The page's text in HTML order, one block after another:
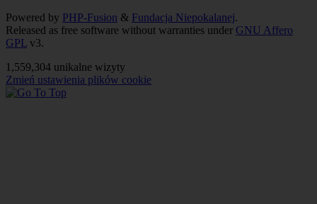
Powered by PHP-Fusion & Fundacja Niepokalanej.
Released as free software without warranties under GNU Affero
GPL v3.
1,559,304 unikalne wizyty
Zmień ustawienia plików cookie